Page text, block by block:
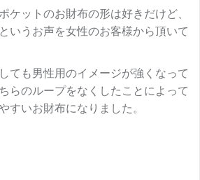
ケットのお財布の形は好きだけど、
いうお声を女性のお客様から頂いて
ても男性用のイメージが強くなって
らのループをなくしたことによって
すいお財布になりました。